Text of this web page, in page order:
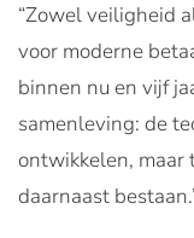
“Zowel veiligheid
voor moderne
binnen nu en vijf
samenleving: de
ontwikkelen,
daarnaast